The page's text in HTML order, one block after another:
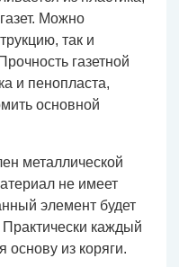
Можно
так и
газетной
и пенопласта,
основной
металлической
не имеет
элемент будет
каждый
основу из коряги.